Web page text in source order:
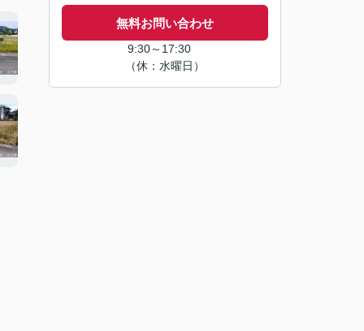
無料お問い合わせ
9:30～17:30
（休：水曜日）